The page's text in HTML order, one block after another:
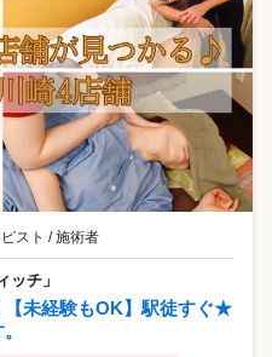
スト / 施術者
ッチ」
【未経験もOK】駅徒すぐ★